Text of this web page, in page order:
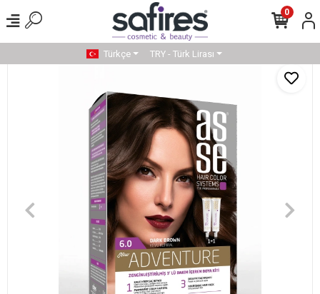
0
Türkçe TRY - Türk Lirası